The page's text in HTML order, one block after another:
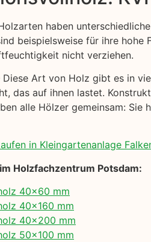
haben
beispielsweise für ihre
nicht verziehen.
Art von Holz gibt es in
das auf ihnen lastet.
alle Hölzer gemeinsam:
in Kleingartenanlage
Holzfachzentrum Potsdam:
40×60 mm
40×160 mm
40×200 mm
50×100 mm